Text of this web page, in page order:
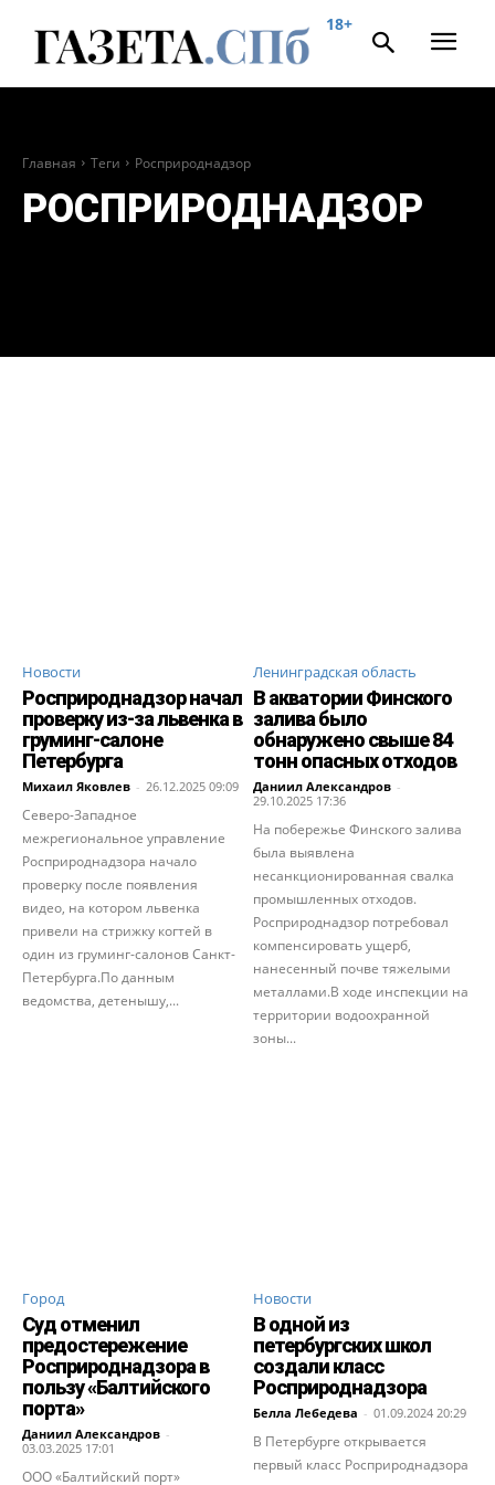
18+
Главная Теги Росприроднадзор
РОСПРИРОДНАДЗОР
Новости
Росприроднадзор начал
проверку из-за львенка в
груминг-салоне
Петербурга
Михаил Яковлев - 26.12.2025 09:09
Северо-Западное
межрегиональное управление
Росприроднадзора начало
проверку после появления
видео, на котором львенка
привели на стрижку когтей в
один из груминг-салонов Санкт-
Петербурга.По данным
ведомства, детенышу,...
Ленинградская область
В акватории Финского
залива было
обнаружено свыше 84
тонн опасных отходов
Даниил Александров -
29.10.2025 17:36
На побережье Финского залива
была выявлена
несанкционированная свалка
промышленных отходов.
Росприроднадзор потребовал
компенсировать ущерб,
нанесенный почве тяжелыми
металлами.В ходе инспекции на
территории водоохранной
зоны...
Город
Суд отменил
предостережение
Росприроднадзора в
пользу «Балтийского
порта»
Даниил Александров -
03.03.2025 17:01
ООО «Балтийский порт»
Новости
В одной из
петербургских школ
создали класс
Росприроднадзора
Белла Лебедева - 01.09.2024 20:29
В Петербурге открывается
первый класс Росприроднадзора